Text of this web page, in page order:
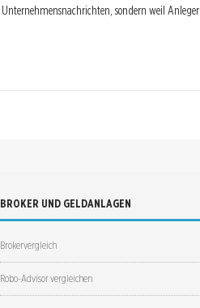
Unternehmensnachrichten, sondern weil Anleger
BROKER UND GELDANLAGEN
Brokervergleich
Robo-Advisor vergleichen